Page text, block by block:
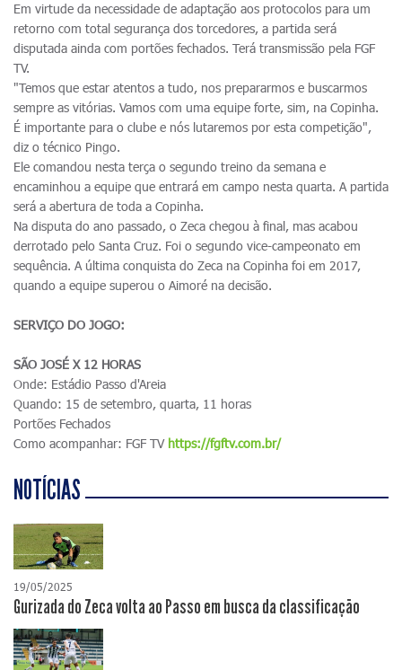
Em virtude da necessidade de adaptação aos protocolos para um
retorno com total segurança dos torcedores, a partida será
disputada ainda com portões fechados. Terá transmissão pela FGF
TV.
"Temos que estar atentos a tudo, nos prepararmos e buscarmos
sempre as vitórias. Vamos com uma equipe forte, sim, na Copinha.
É importante para o clube e nós lutaremos por esta competição",
diz o técnico Pingo.
Ele comandou nesta terça o segundo treino da semana e
encaminhou a equipe que entrará em campo nesta quarta. A partida
será a abertura de toda a Copinha.
Na disputa do ano passado, o Zeca chegou à final, mas acabou
derrotado pelo Santa Cruz. Foi o segundo vice-campeonato em
sequência. A última conquista do Zeca na Copinha foi em 2017,
quando a equipe superou o Aimoré na decisão.
SERVIÇO DO JOGO:
SÃO JOSÉ X 12 HORAS
Onde: Estádio Passo d'Areia
Quando: 15 de setembro, quarta, 11 horas
Portões Fechados
Como acompanhar: FGF TV https://fgftv.com.br/
NOTÍCIAS
19/05/2025
Gurizada do Zeca volta ao Passo em busca da classificação